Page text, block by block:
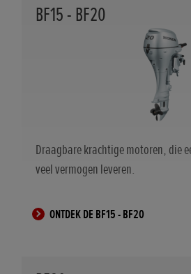
BF15 - BF20
Draagbare krachtige motoren, die
veel vermogen leveren.
ONTDEK DE BF15 - BF20